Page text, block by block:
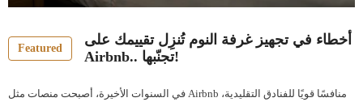
Featured
أخطاء في تجهيز غرفة النوم تُنزِل تقييمك على
Airbnb.. تجنّبها!
في السنوات الأخيرة، أصبحت منصات مثل Airbnb منافسًا قويًا للفنادق التقليدية،